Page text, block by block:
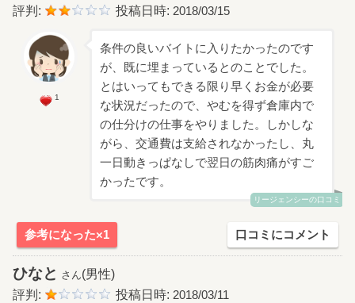
評判:
投稿日時: 2018/03/15
1
条件の良いバイトに入りたかったのです
が、既に埋まっているとのことでした。
とはいってもできる限り早くお金が必要
な状況だったので、やむを得ず倉庫内で
の仕分けの仕事をやりました。しかしな
がら、交通費は支給されなかったし、丸
一日動きっぱなしで翌日の筋肉痛がすご
かったです。
リージェンシーの口コミ
参考になった×1 口コミにコメント
ひなと さん(男性)
評判:
投稿日時: 2018/03/11